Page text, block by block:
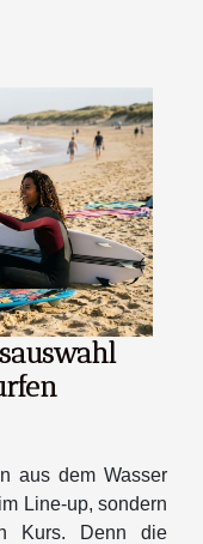
aus dem Wasser
Line-up, sondern
Kurs. Denn die